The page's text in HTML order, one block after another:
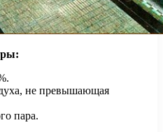
не превышающая
пара.